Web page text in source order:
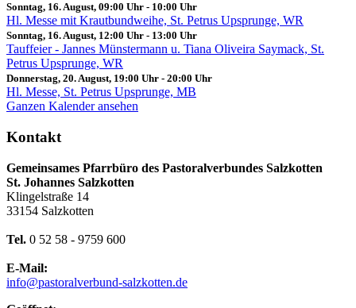
Sonntag, 16. August, 09:00 Uhr - 10:00 Uhr
Hl. Messe mit Krautbundweihe, St. Petrus Upsprunge, WR
Sonntag, 16. August, 12:00 Uhr - 13:00 Uhr
Tauffeier - Jannes Münstermann u. Tiana Oliveira Saymack, St.
Petrus Upsprunge, WR
Donnerstag, 20. August, 19:00 Uhr - 20:00 Uhr
Hl. Messe, St. Petrus Upsprunge, MB
Ganzen Kalender ansehen
Kontakt
Gemeinsames Pfarrbüro des Pastoralverbundes Salzkotten
St. Johannes Salzkotten
Klingelstraße 14
33154 Salzkotten
Tel. 0 52 58 - 9759 600
E-Mail:
info@pastoralverbund-salzkotten.de